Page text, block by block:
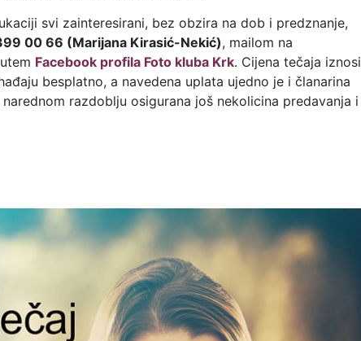
svi zainteresirani, bez obzira na dob i predznanje,
00 66 (Marijana Kirasić-Nekić), mailom na
Facebook profila Foto kluba Krk. Cijena tečaja iznosi
besplatno, a navedena uplata ujedno je i članarina
razdoblju osigurana još nekolicina predavanja i